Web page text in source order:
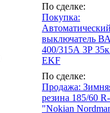
По сделке:
Покупка:
выключатель
400/315А 3Р
EKF
По сделке:
Продажа:
резина 185/60
"Nokian